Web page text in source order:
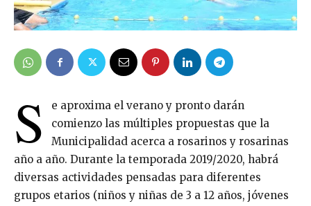
S
e aproxima el verano y pronto darán
comienzo las múltiples propuestas que la
Municipalidad acerca a rosarinos y rosarinas
año a año. Durante la temporada 2019/2020, habrá
diversas actividades pensadas para diferentes
grupos etarios (niños y niñas de 3 a 12 años, jóvenes